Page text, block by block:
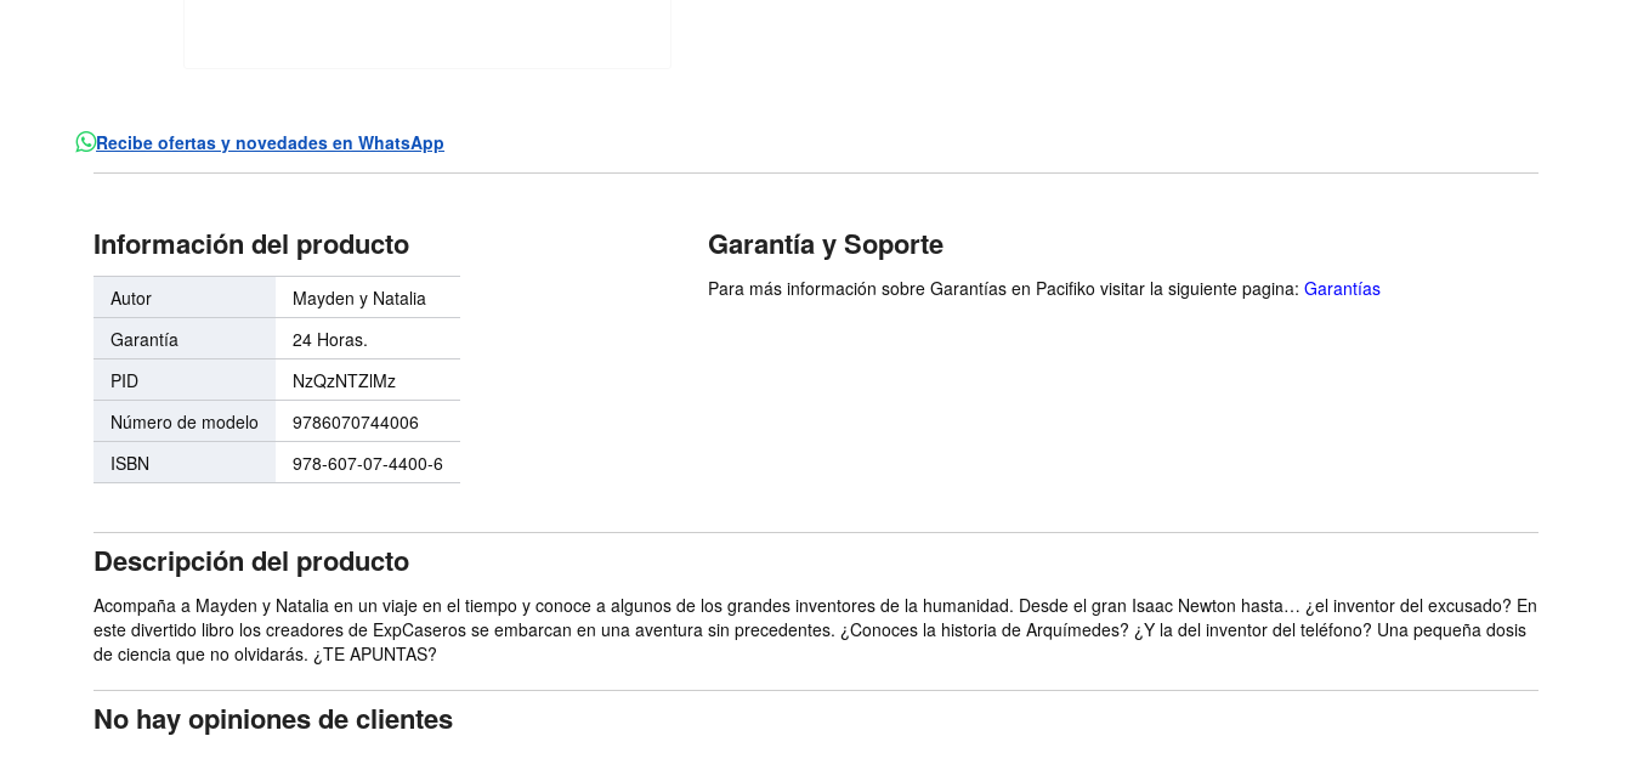
Recibe ofertas y novedades en WhatsApp
Información del producto
Autor
Mayden y Natalia
Garantía
24 Horas.
PID
NzQzNTZlMz
Número de modelo
9786070744006
ISBN
978-607-07-4400-6
Garantía y Soporte
Para más información sobre Garantías en Pacifiko visitar la siguiente pagina: Garantías
Descripción del producto
Acompaña a Mayden y Natalia en un viaje en el tiempo y conoce a algunos de los grandes inventores de la humanidad. Desde el gran Isaac Newton hasta… ¿el inventor del excusado? En
este divertido libro los creadores de ExpCaseros se embarcan en una aventura sin precedentes. ¿Conoces la historia de Arquímedes? ¿Y la del inventor del teléfono? Una pequeña dosis
de ciencia que no olvidarás. ¿TE APUNTAS?
No hay opiniones de clientes